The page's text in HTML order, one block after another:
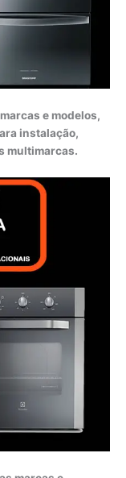
e modelos,
instalação,
multimarcas.